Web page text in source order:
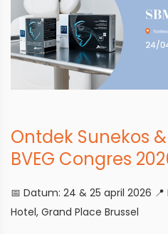
Ontdek Sunekos
BVEG Congres
📅 Datum: 24 & 25 april 2026
Hotel, Grand Place Brussel